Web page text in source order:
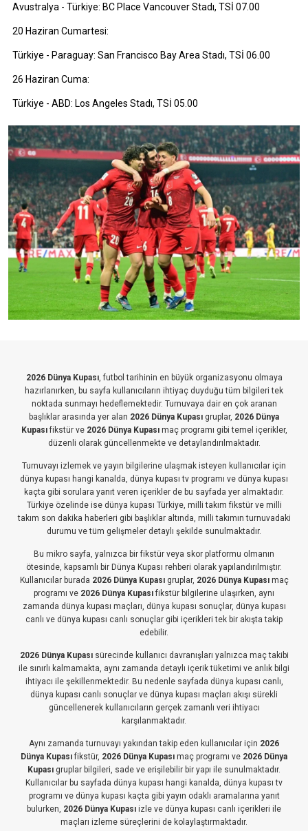
Avustralya - Türkiye: BC Place Vancouver Stadı, TSİ 07.00
20 Haziran Cumartesi:
Türkiye - Paraguay: San Francisco Bay Area Stadı, TSİ 06.00
26 Haziran Cuma:
Türkiye - ABD: Los Angeles Stadı, TSİ 05.00
2026 Dünya Kupası, futbol tarihinin en büyük organizasyonu olmaya
hazırlanırken, bu sayfa kullanıcıların ihtiyaç duyduğu tüm bilgileri tek
noktada sunmayı hedeflemektedir. Turnuvaya dair en çok aranan
başlıklar arasında yer alan 2026 Dünya Kupası gruplar, 2026 Dünya
Kupasıfikstür ve 2026 Dünya Kupasımaç programı gibi temel içerikler,
düzenli olarak güncellenmekte ve detaylandırılmaktadır.
Turnuvayı izlemek ve yayın bilgilerine ulaşmak isteyen kullanıcılar için
dünya kupası hangi kanalda, dünya kupası tv programı ve dünya kupası
kaçta gibi sorulara yanıt veren içerikler de bu sayfada yer almaktadır.
Türkiye özelinde ise dünya kupası Türkiye, milli takım fikstür ve milli
takım son dakika haberleri gibi başlıklar altında, milli takımın turnuvadaki
durumu ve tüm gelişmeler detaylı şekilde sunulmaktadır.
Bu mikro sayfa, yalnızca bir fikstür veya skor platformu olmanın
ötesinde, kapsamlı bir Dünya Kupası rehberi olarak yapılandırılmıştır.
Kullanıcılar burada 2026 Dünya Kupasıgruplar, 2026 Dünya Kupasımaç
programı ve 2026 Dünya Kupasıfikstür bilgilerine ulaşırken, aynı
zamanda dünya kupası maçları, dünya kupası sonuçlar, dünya kupası
canlı ve dünya kupası canlı sonuçlar gibi içerikleri tek bir akışta takip
edebilir.
2026 Dünya Kupasısürecinde kullanıcı davranışları yalnızca maç takibi
ile sınırlı kalmamakta, aynı zamanda detaylı içerik tüketimi ve anlık bilgi
ihtiyacı ile şekillenmektedir. Bu nedenle sayfada dünya kupası canlı,
dünya kupası canlı sonuçlar ve dünya kupası maçları akışı sürekli
güncellenerek kullanıcıların gerçek zamanlı veri ihtiyacı
karşılanmaktadır.
Aynı zamanda turnuvayı yakından takip eden kullanıcılar için 2026
Dünya Kupasıfikstür, 2026 Dünya Kupası maç programı ve 2026 Dünya
Kupası gruplar bilgileri, sade ve erişilebilir bir yapı ile sunulmaktadır.
Kullanıcılar bu sayfada dünya kupası hangi kanalda, dünya kupası tv
programı ve dünya kupası kaçta gibi yayın odaklı aramalarına yanıt
bulurken, 2026 Dünya Kupası izle ve dünya kupası canlı içerikleri ile
maçları izleme süreçlerini de kolaylaştırmaktadır.